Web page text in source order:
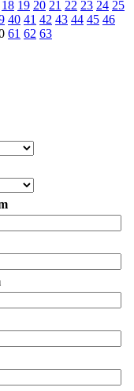
18 19 20 21 22 23 24 25
40 41 42 43 44 45 46
61 62 63